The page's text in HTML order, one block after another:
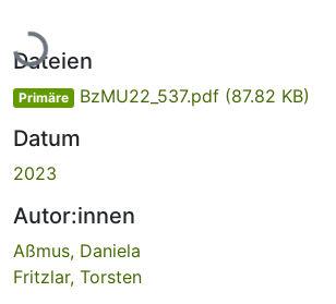
Lade...
Dateien
Primäre BzMU22_537.pdf (87.82 KB)
Datum
2023
Autor:innen
Aßmus, Daniela
Fritzlar, Torsten